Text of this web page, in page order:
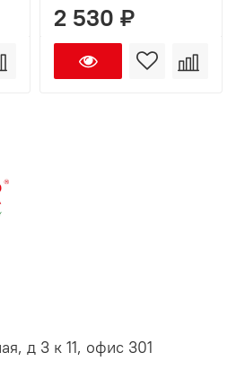
2 530 ₽
д 3 к 11, офис 301